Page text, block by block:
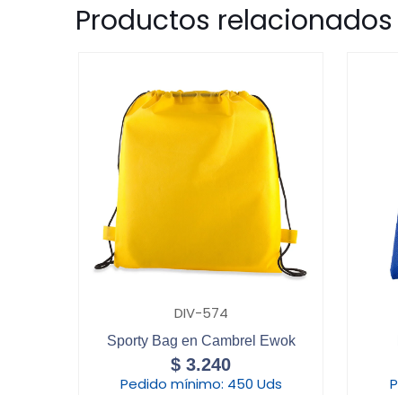
Productos relacionados
DIV-574
Sporty Bag en Cambrel Ewok
$ 3.240
Pedido mínimo: 450 Uds